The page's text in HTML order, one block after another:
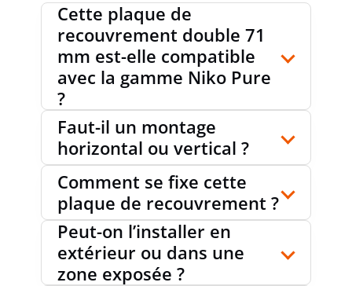
Cette plaque de
recouvrement double 71
mm est-elle compatible
avec la gamme Niko Pure
?
Faut-il un montage
horizontal ou vertical ?
Comment se fixe cette
plaque de recouvrement ?
Peut-on l’installer en
extérieur ou dans une
zone exposée ?